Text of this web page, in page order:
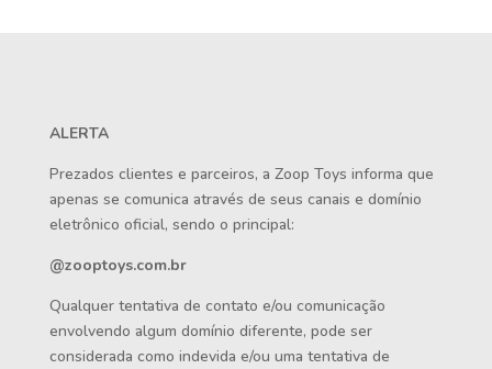
ALERTA
Prezados clientes e parceiros, a Zoop Toys informa que
apenas se comunica através de seus canais e domínio
eletrônico oficial, sendo o principal:
@zooptoys.com.br
Qualquer tentativa de contato e/ou comunicação
envolvendo algum domínio diferente, pode ser
considerada como indevida e/ou uma tentativa de